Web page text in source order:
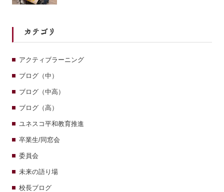
カテゴリ
アクティブラーニング
ブログ（中）
ブログ（中高）
ブログ（高）
ユネスコ平和教育推進
卒業生/同窓会
委員会
未来の語り場
校長ブログ